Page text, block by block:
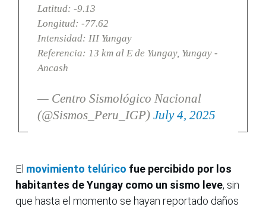
Latitud: -9.13
Longitud: -77.62
Intensidad: III Yungay
Referencia: 13 km al E de Yungay, Yungay -
Ancash
— Centro Sismológico Nacional
(@Sismos_Peru_IGP) July 4, 2025
El movimiento telúrico fue percibido por los
habitantes de Yungay como un sismo leve, sin
que hasta el momento se hayan reportado daños